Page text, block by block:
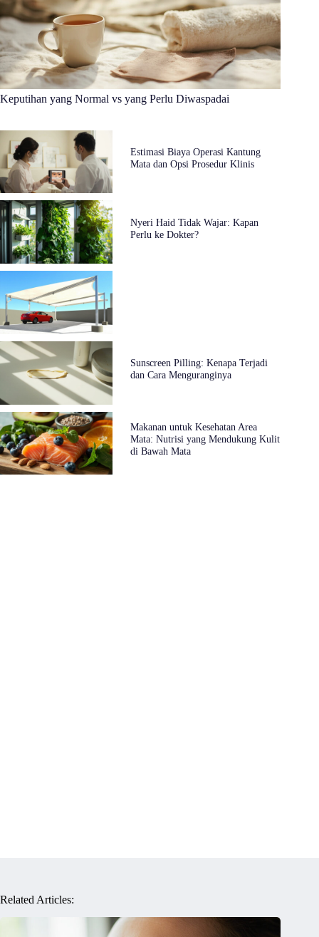
Keputihan yang Normal vs yang Perlu Diwaspadai
Estimasi Biaya Operasi Kantung
Mata dan Opsi Prosedur Klinis
Nyeri Haid Tidak Wajar: Kapan
Perlu ke Dokter?
Sunscreen Pilling: Kenapa Terjadi
dan Cara Menguranginya
Makanan untuk Kesehatan Area
Mata: Nutrisi yang Mendukung Kulit
di Bawah Mata
Related Articles: